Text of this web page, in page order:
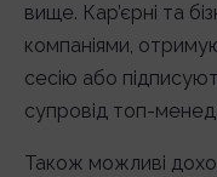
вище. Кар’єрні та
компаніями,
сесію або
супровід топ-
Також можливі